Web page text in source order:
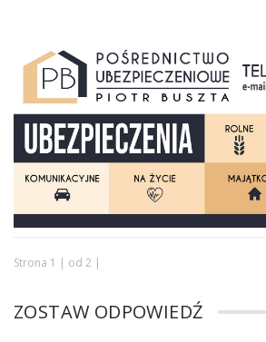
Strona 1 | od 2 |
ZOSTAW ODPOWIEDŹ